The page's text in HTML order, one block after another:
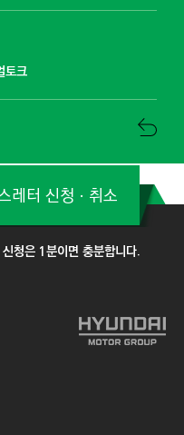
토크
청은 1분이면 충분합니다.
레터 신청ㆍ취소